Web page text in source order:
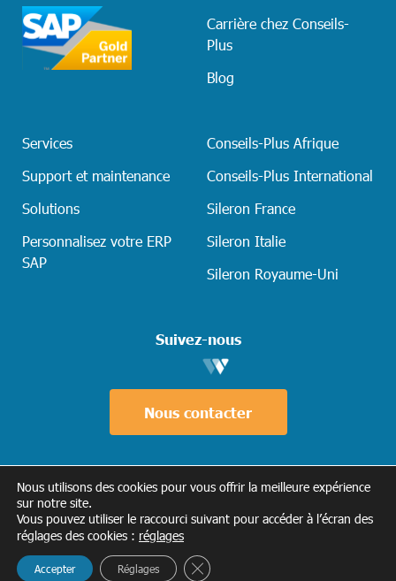
Carrière chez Conseils-
Plus
Blog
Services
Support et maintenance
Solutions
Personnalisez votre ERP
SAP
Conseils-Plus Afrique
Conseils-Plus International
Sileron France
Sileron Italie
Sileron Royaume-Uni
Suivez-nous
Nous contacter
Mentions légales•Politique de
Réalisation ID Meneo
Nous utilisons des cookies pour vous offrir la meilleure expérience
sur notre site.
Vous pouvez utiliser le raccourci suivant pour accéder à l’écran des
réglages des cookies : réglages
Accepter Réglages Fermer la bannière des cookies